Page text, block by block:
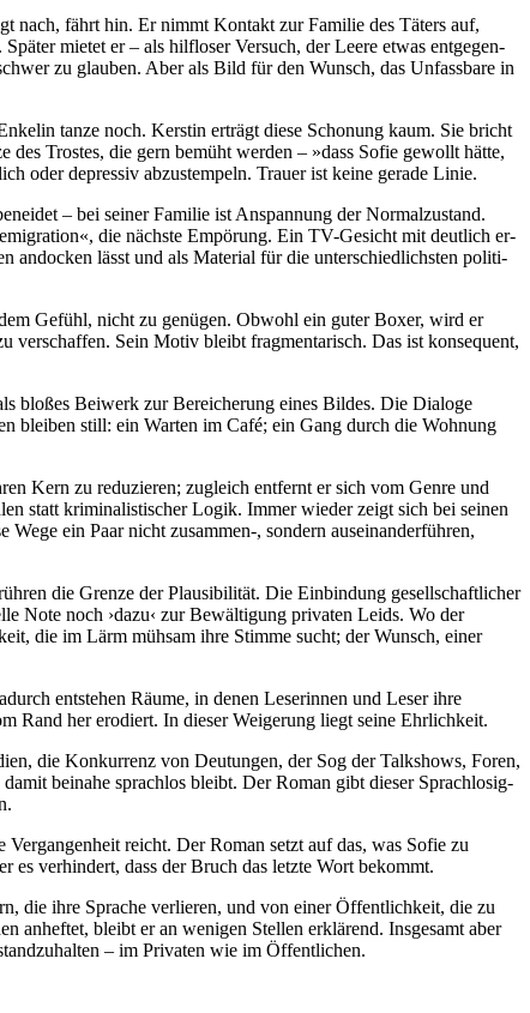
nach, fährt hin. Er nimmt Kontakt zur Familie des Täters auf,
mietet er – als hilfloser Versuch, der Leere etwas ent­gegen­
zu glauben. Aber als Bild für den Wunsch, das Unfass­bare in
tanze noch. Kerstin erträgt diese Schonung kaum. Sie bricht
Trostes, die gern bemüht werden – »dass Sofie gewollt hätte,
oder depressiv abzu­stem­peln. Trauer ist keine gerade Linie.
– bei seiner Familie ist An­span­nung der Normal­zu­stand.
die nächste Em­pörung. Ein TV-Gesicht mit deut­lich er­
andocken lässt und als Material für die unter­schied­lichs­ten politi­
Gefühl, nicht zu ge­nügen. Obwohl ein guter Boxer, wird er
ver­schaf­fen. Sein Motiv bleibt frag­menta­risch. Das ist konsequent,
bloßes Beiwerk zur Be­reiche­rung eines Bildes. Die Dialoge
bleiben still: ein Warten im Café; ein Gang durch die Wohnung
Kern zu redu­zieren; zugleich entfernt er sich vom Genre und
statt krimi­na­listi­scher Logik. Immer wieder zeigt sich bei seinen
ein Paar nicht zu­sammen-, sondern aus­ein­ander­führen,
die Grenze der Plausi­bilität. Die Ein­bindung gesell­schaft­licher
Note noch ›dazu‹ zur Be­wälti­gung privaten Leids. Wo der
die im Lärm müh­sam ihre Stimme sucht; der Wunsch, einer
entstehen Räume, in denen Lese­rinnen und Leser ihre
Rand her erodiert. In dieser Weige­rung liegt seine Ehrlich­keit.
die Kon­kur­renz von Deu­tungen, der Sog der Talk­shows, Foren,
beinahe sprach­los bleibt. Der Roman gibt dieser Sprach­losig­
reicht. Der Roman setzt auf das, was Sofie zu
es verhin­dert, dass der Bruch das letzte Wort bekommt.
die ihre Sprache ver­lieren, und von einer Öffent­lich­keit, die zu
an­heftet, bleibt er an weni­gen Stellen erklä­rend. Insge­samt aber
– im Pri­vaten wie im Öffent­lichen.